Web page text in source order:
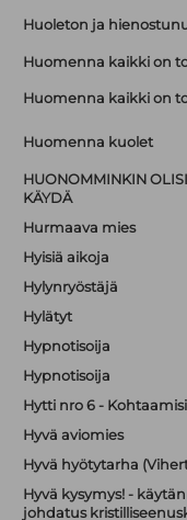
Huoleton ja
Huomenna kaikki on
Huomenna kaikki on
Huomenna kuolet
HUONOMMINKIN
KÄYDÄ
Hurmaava mies
Hyisiä aikoja
Hylynryöstäjä
Hylätyt
Hypnotisoija
Hypnotisoija
Hytti nro 6 -
Hyvä aviomies
Hyvä hyötytarha
Hyvä kysymys! -
johdatus